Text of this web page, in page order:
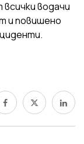
водачи
и повишено